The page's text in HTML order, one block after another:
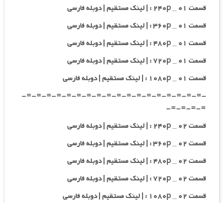
قسمت ۰۱ _ ۲۴۰p : | لینک مستقیم | دوبله فارسی
قسمت ۰۱ _ ۳۶۰p : | لینک مستقیم | دوبله فارسی
قسمت ۰۱ _ ۴۸۰p : | لینک مستقیم | دوبله فارسی
قسمت ۰۱ _ ۷۲۰p : | لینک مستقیم | دوبله فارسی
قسمت ۰۱ _ ۱۰۸۰p : | لینک مستقیم | دوبله فارسی
-=-=-=-=-=-=-=-=-=-=-=-=-=-=-=-=-=-=-
=-=-=-=-
قسمت ۰۲ _ ۲۴۰p : | لینک مستقیم | دوبله فارسی
قسمت ۰۲ _ ۳۶۰p : | لینک مستقیم | دوبله فارسی
قسمت ۰۲ _ ۴۸۰p : | لینک مستقیم | دوبله فارسی
قسمت ۰۲ _ ۷۲۰p : | لینک مستقیم | دوبله فارسی
قسمت ۰۲ _ ۱۰۸۰p : | لینک مستقیم | دوبله فارسی